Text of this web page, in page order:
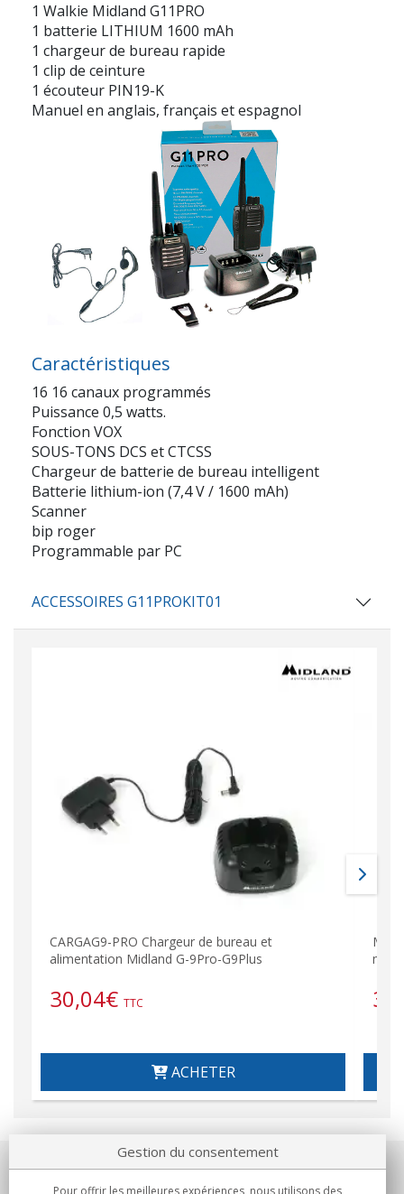
1 Walkie Midland G11PRO
1 batterie LITHIUM 1600 mAh
1 chargeur de bureau rapide
1 clip de ceinture
1 écouteur PIN19-K
Manuel en anglais, français et espagnol
Caractéristiques
16 16 canaux programmés
Puissance 0,5 watts.
Fonction VOX
SOUS-TONS DCS et CTCSS
Chargeur de batterie de bureau intelligent
Batterie lithium-ion (7,4 V / 1600 mAh)
Scanner
bip roger
Programmable par PC
ACCESSOIRES G11PROKIT01
CARGAG9-PRO Chargeur de bureau et
alimentation Midland G-9Pro-G9Plus
30,04€ TTC
ACHETER
Notre société
Gestion du consentement
Pour offrir les meilleures expériences, nous utilisons des